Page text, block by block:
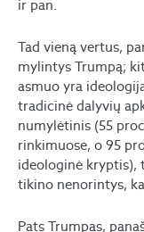
ir pan.
Tad vieną vertus,
mylintys Trumpą;
asmuo yra
tradicinė dalyvių
numylėtinis (55
rinkimuose, o 95
ideologinė kryptis),
tikino nenorintys,
Pats Trumpas,